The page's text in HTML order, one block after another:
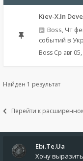
Kiev-X.In
Boss, Чт
событий в
Boss Ср авг
Найден 1 результат
Перейти к
Ebi.Te.Ua